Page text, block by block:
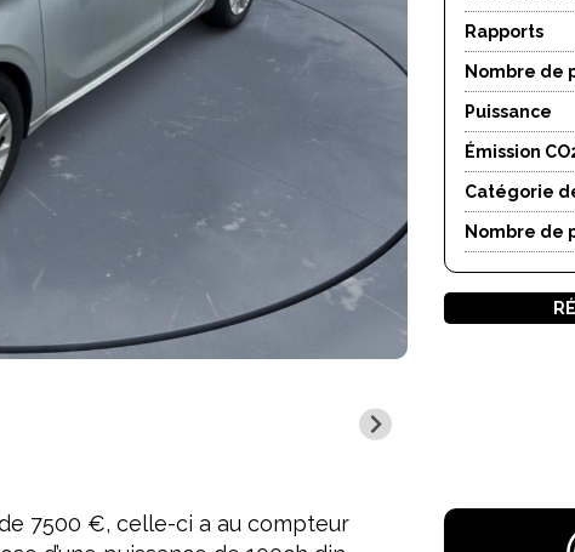
Rapports
Nombre de
Puissance
Émission
Catégorie
Nombre de
7500 €, celle-ci a au compteur